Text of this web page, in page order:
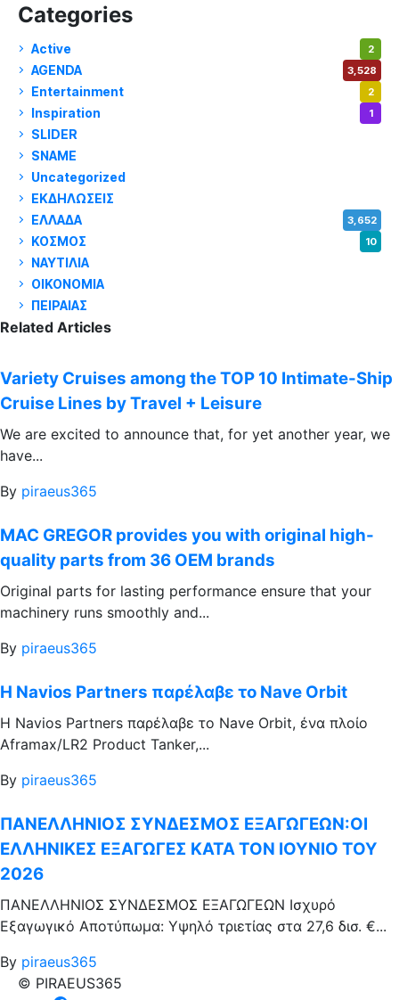
Categories
Active 2
AGENDA 3,528
Entertainment 2
Inspiration 1
SLIDER
SNAME
Uncategorized
ΕΚΔΗΛΩΣΕΙΣ
ΕΛΛΑΔΑ 3,652
ΚΟΣΜΟΣ 10
ΝΑΥΤΙΛΙΑ
ΟΙΚΟΝΟΜΙΑ
ΠΕΙΡΑΙΑΣ
Related Articles
Variety Cruises among the TOP 10 Intimate-Ship
Cruise Lines by Travel + Leisure
We are excited to announce that, for yet another year, we
have...
By piraeus365
MAC GREGOR provides you with original high-
quality parts from 36 OEM brands
Original parts for lasting performance ensure that your
machinery runs smoothly and...
By piraeus365
Η Navios Partners παρέλαβε το Nave Orbit
Η Navios Partners παρέλαβε το Nave Orbit, ένα πλοίο
Aframax/LR2 Product Tanker,...
By piraeus365
ΠΑΝΕΛΛΗΝΙΟΣ ΣΥΝΔΕΣΜΟΣ ΕΞΑΓΩΓΕΩΝ:ΟΙ
ΕΛΛΗΝΙΚΕΣ ΕΞΑΓΩΓΕΣ ΚΑΤΑ ΤΟΝ ΙΟΥΝΙΟ ΤΟΥ
2026
ΠΑΝΕΛΛΗΝΙΟΣ ΣΥΝΔΕΣΜΟΣ ΕΞΑΓΩΓΕΩΝ Ισχυρό
Εξαγωγικό Αποτύπωμα: Υψηλό τριετίας στα 27,6 δισ. €...
By piraeus365
© PIRAEUS365